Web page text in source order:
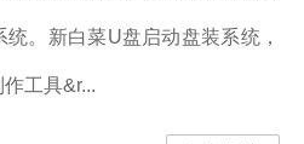
。新白菜U盘启动盘装系统，
工具&r...